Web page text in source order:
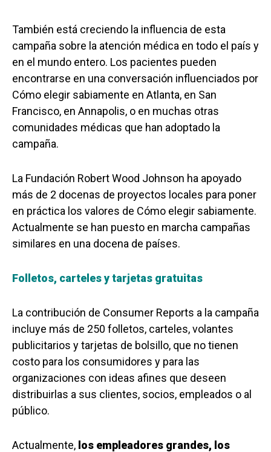
También está creciendo la influencia de esta
campaña sobre la atención médica en todo el país y
en el mundo entero. Los pacientes pueden
encontrarse en una conversación influenciados por
Cómo elegir sabiamente en Atlanta, en San
Francisco, en Annapolis, o en muchas otras
comunidades médicas que han adoptado la
campaña.
La Fundación Robert Wood Johnson ha apoyado
más de 2 docenas de proyectos locales para poner
en práctica los valores de Cómo elegir sabiamente.
Actualmente se han puesto en marcha campañas
similares en una docena de países.
Folletos, carteles y tarjetas gratuitas
La contribución de Consumer Reports a la campaña
incluye más de 250 folletos, carteles, volantes
publicitarios y tarjetas de bolsillo, que no tienen
costo para los consumidores y para las
organizaciones con ideas afines que deseen
distribuirlas a sus clientes, socios, empleados o al
público.
Actualmente, los empleadores grandes, los